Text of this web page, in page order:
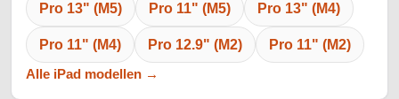
Pro 13" (M5) Pro 11" (M5) Pro 13" (M4)
Pro 11" (M4) Pro 12.9" (M2)
Pro 11" (M2)
Alle iPad modellen →